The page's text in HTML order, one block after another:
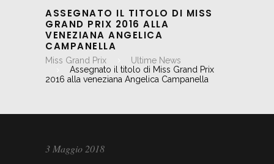
ASSEGNATO IL TITOLO DI MISS
GRAND PRIX 2016 ALLA
VENEZIANA ANGELICA
CAMPANELLA
Miss Grand Prix
Ultime News
Assegnato il titolo di Miss Grand Prix
2016 alla veneziana Angelica Campanella
3 Maggio 2018